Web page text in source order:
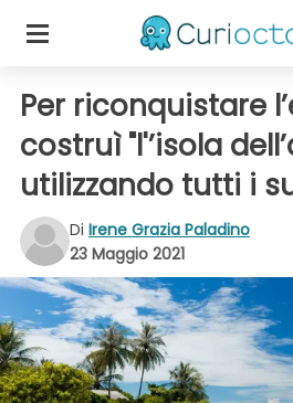
Per riconquistare
costruì "l'’isola
utilizzando tutti i
Di Irene Grazia Paladino
23 Maggio 2021